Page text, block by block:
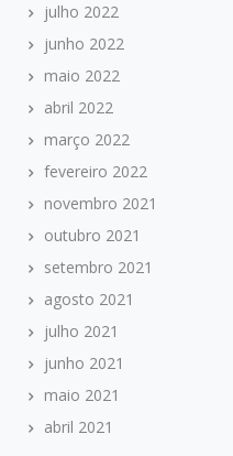
julho 2022
junho 2022
maio 2022
abril 2022
março 2022
fevereiro 2022
novembro 2021
outubro 2021
setembro 2021
agosto 2021
julho 2021
junho 2021
maio 2021
abril 2021